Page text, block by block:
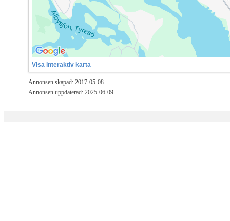
Visa interaktiv karta
Annonsen skapad: 2017-05-08
Annonsen uppdaterad: 2025-06-09